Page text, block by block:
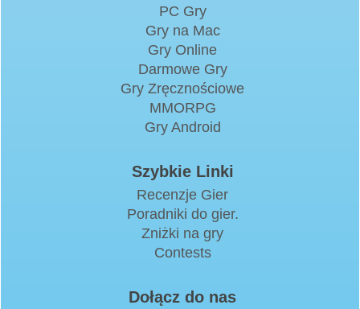
PC Gry
Gry na Mac
Gry Online
Darmowe Gry
Gry Zręcznościowe
MMORPG
Gry Android
Szybkie Linki
Recenzje Gier
Poradniki do gier.
Zniżki na gry
Contests
Dołącz do nas